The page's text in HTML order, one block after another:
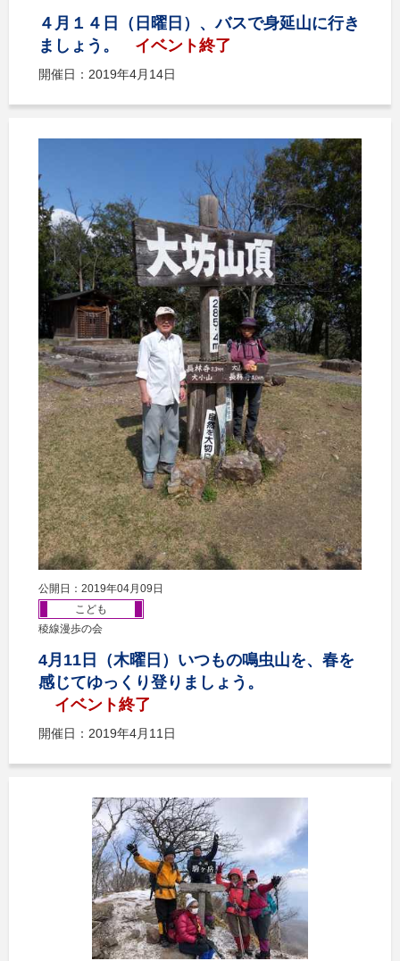
４月１４日（日曜日）、バスで身延山に行き
ましょう。
イベント終了
開催日：2019年4月14日
公開日：2019年04月09日
こども
稜線漫歩の会
4月11日（木曜日）いつもの鳴虫山を、春を
感じてゆっくり登りましょう。
イベント終了
開催日：2019年4月11日